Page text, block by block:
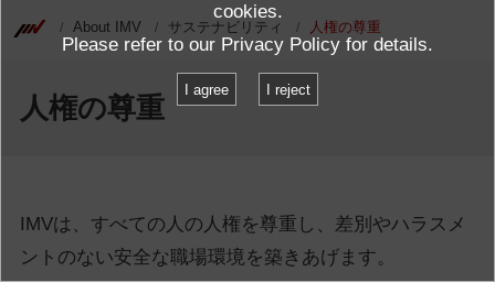
About IMV サステナビリティ 人権の尊重
人権の尊重
IMVは、すべての人の人権を尊重し、差別やハラスメ
ントのない安全な職場環境を築きあげます。
cookies.
Please refer to our Privacy Policy for details.
I agree I reject